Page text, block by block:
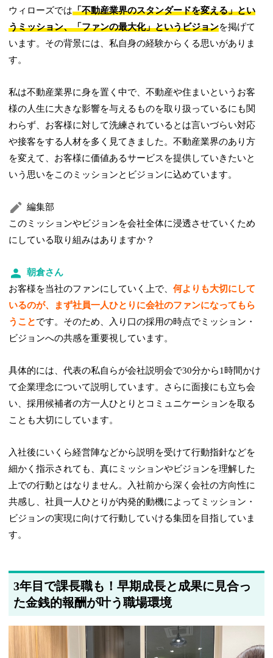
ウィローズでは「不動産業界のスタンダードを変える」とい
うミッション、「ファンの最大化」というビジョンを掲げて
います。その背景には、私自身の経験からくる思いがありま
す。
私は不動産業界に身を置く中で、不動産や住まいというお客
様の人生に大きな影響を与えるものを取り扱っているにも関
わらず、お客様に対して洗練されているとは言いづらい対応
や接客をする人材を多く見てきました。不動産業界のあり方
を変えて、お客様に価値あるサービスを提供していきたいと
いう思いをこのミッションとビジョンに込めています。
編集部
このミッションやビジョンを会社全体に浸透させていくため
にしている取り組みはありますか？
朝倉さん
お客様を当社のファンにしていく上で、何よりも大切にして
いるのが、まず社員一人ひとりに会社のファンになってもら
うことです。そのため、入り口の採用の時点でミッション・
ビジョンへの共感を重要視しています。
具体的には、代表の私自らが会社説明会で30分から1時間かけ
て企業理念について説明しています。さらに面接にも立ち会
い、採用候補者の方一人ひとりとコミュニケーションを取る
ことも大切にしています。
入社後にいくら経営陣などから説明を受けて行動指針などを
細かく指示されても、真にミッションやビジョンを理解した
上での行動とはなりません。入社前から深く会社の方向性に
共感し、社員一人ひとりが内発的動機によってミッション・
ビジョンの実現に向けて行動していける集団を目指していま
す。
3年目で課長職も！早期成長と成果に見合っ
た金銭的報酬が叶う職場環境